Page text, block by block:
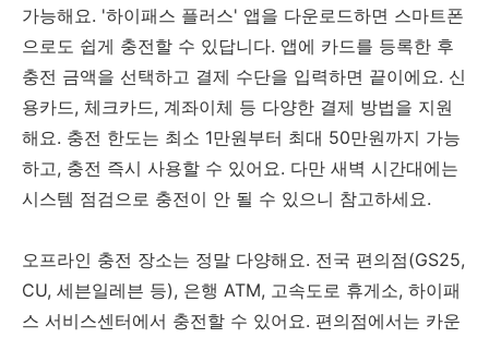
가능해요. '하이패스 플러스' 앱을 다운로드하면 스마트폰
으로도 쉽게 충전할 수 있답니다. 앱에 카드를 등록한 후
충전 금액을 선택하고 결제 수단을 입력하면 끝이에요. 신
용카드, 체크카드, 계좌이체 등 다양한 결제 방법을 지원
해요. 충전 한도는 최소 1만원부터 최대 50만원까지 가능
하고, 충전 즉시 사용할 수 있어요. 다만 새벽 시간대에는
시스템 점검으로 충전이 안 될 수 있으니 참고하세요.
오프라인 충전 장소는 정말 다양해요. 전국 편의점(GS25,
CU, 세븐일레븐 등), 은행 ATM, 고속도로 휴게소, 하이패
스 서비스센터에서 충전할 수 있어요. 편의점에서는 카운